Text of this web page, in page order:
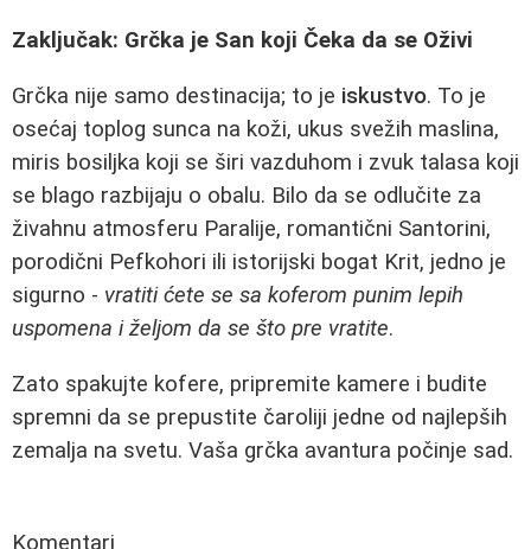
Zaključak: Grčka je San koji Čeka da se Oživi
Grčka nije samo destinacija; to je iskustvo. To je
osećaj toplog sunca na koži, ukus svežih maslina,
miris bosiljka koji se širi vazduhom i zvuk talasa koji
se blago razbijaju o obalu. Bilo da se odlučite za
živahnu atmosferu Paralije, romantični Santorini,
porodični Pefkohori ili istorijski bogat Krit, jedno je
sigurno - vratiti ćete se sa koferom punim lepih
uspomena i željom da se što pre vratite.
Zato spakujte kofere, pripremite kamere i budite
spremni da se prepustite čaroliji jedne od najlepših
zemalja na svetu. Vaša grčka avantura počinje sad.
Komentari